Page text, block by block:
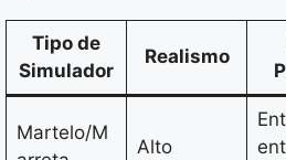
Tipo de
Simulador
Realismo
Martelo/M
Alto